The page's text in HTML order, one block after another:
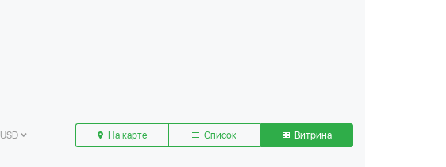
USD На карте Список Витрина